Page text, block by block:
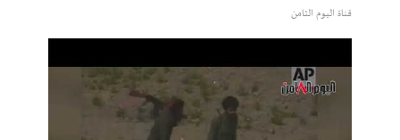
قناة اليوم الثامن